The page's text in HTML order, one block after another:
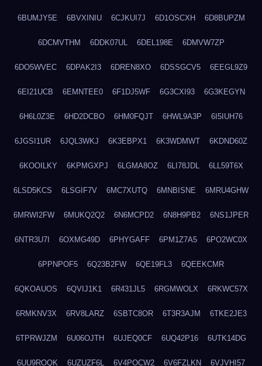
6BUMJY5E 6BVXINIU 6CJKUI7J 6D1OSCXH 6D8BUPZM
6DCMVTHM 6DDK07UL 6DEL198E 6DMVW7ZP
6DO5WVEC 6DPAK2I3 6DREN8XO 6DSSGCV5 6EEGL9Z9
6EI21UCB 6EMNTEE0 6F1DJ5WF 6G3CXI93 6G3KEGYN
6H6L0Z3E 6HD2DCBO 6HM0FQJT 6HWL9A3P 6I5IUH76
6JGSI1UR 6JQL3WKJ 6K3EBPX1 6K3WDMWT 6KDND60Z
6KOOILKY 6KPMGXPJ 6LGMA8OZ 6LI78JDL 6LL59T6X
6LSD5KCS 6LSGIF7V 6MC7XUTQ 6MNBISNE 6MRU4GHW
6MRWI2FW 6MUKQ2Q2 6N6MCPD2 6N8H9PB2 6NS1JPER
6NTR3U7I 6OXMG49D 6PHYGAFF 6PM1Z7A5 6PO2WC0X
6PPNPOF5 6Q23B2FW 6QE19FL3 6QEEKCMR
6QKOAUOS 6QVIJ1K1 6R431JL5 6RGMWOLX 6RKWC57X
6RMKNV3X 6RV8LARZ 6SBTC8OR 6T3R3AJM 6TKE2JE3
6TPRWJZM 6U06OJTH 6UJEQ0CF 6UQ42P16 6UTK14DG
6UU9ROQK 6UZUZF6L 6V4POCW2 6V6FZLKN 6VJVHI57